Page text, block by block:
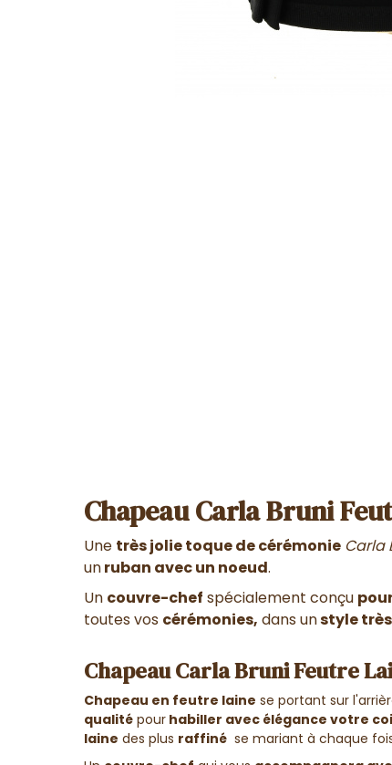
Chapeau Carla Bruni
Une très jolie toque de cérémonie Carla
unruban avec un noeud.
Un couvre-chef spécialement conçu
toutes vos cérémonies, dans unstyle
Chapeau Carla Bruni Feutre
Chapeau en feutre laine se portant sur
qualité pour habiller avec élégance votre
laine des plus raffiné se mariant à chaque